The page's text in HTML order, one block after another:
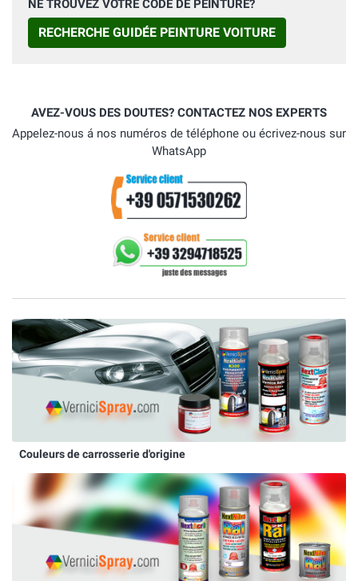
NE TROUVEZ VOTRE CODE DE PEINTURE?
RECHERCHE GUIDÉE PEINTURE VOITURE
AVEZ-VOUS DES DOUTES? CONTACTEZ NOS EXPERTS
Appelez-nous á nos numéros de téléphone ou écrivez-nous sur
WhatsApp
Couleurs de carrosserie d'origine